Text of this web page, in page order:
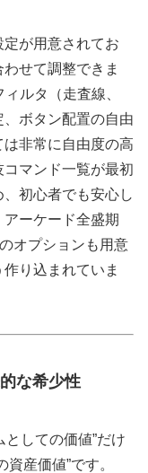
が用意されてお
せて調整できま
ルタ（走査線、
ボタン配置の自由
非常に自由度の高
マンド一覧が最初
初心者でも安心し
ーケード全盛期
オプションも用意
り込まれていま
な希少性
しての価値”だけ
産価値”です。